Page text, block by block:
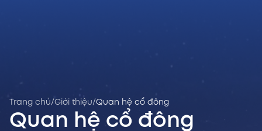
Trang chủ/Giới thiệu/Quan hệ cổ đông
Quan hệ cổ đông